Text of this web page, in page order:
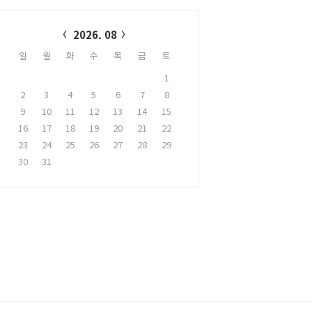
2026. 08
일 월 화 수 목 금
토
1
2
3 4 5 6 7
8
9
10 11 12 13 14
15
16
17 18 19 20 21
22
23
24 25 26 27 28
29
30
31